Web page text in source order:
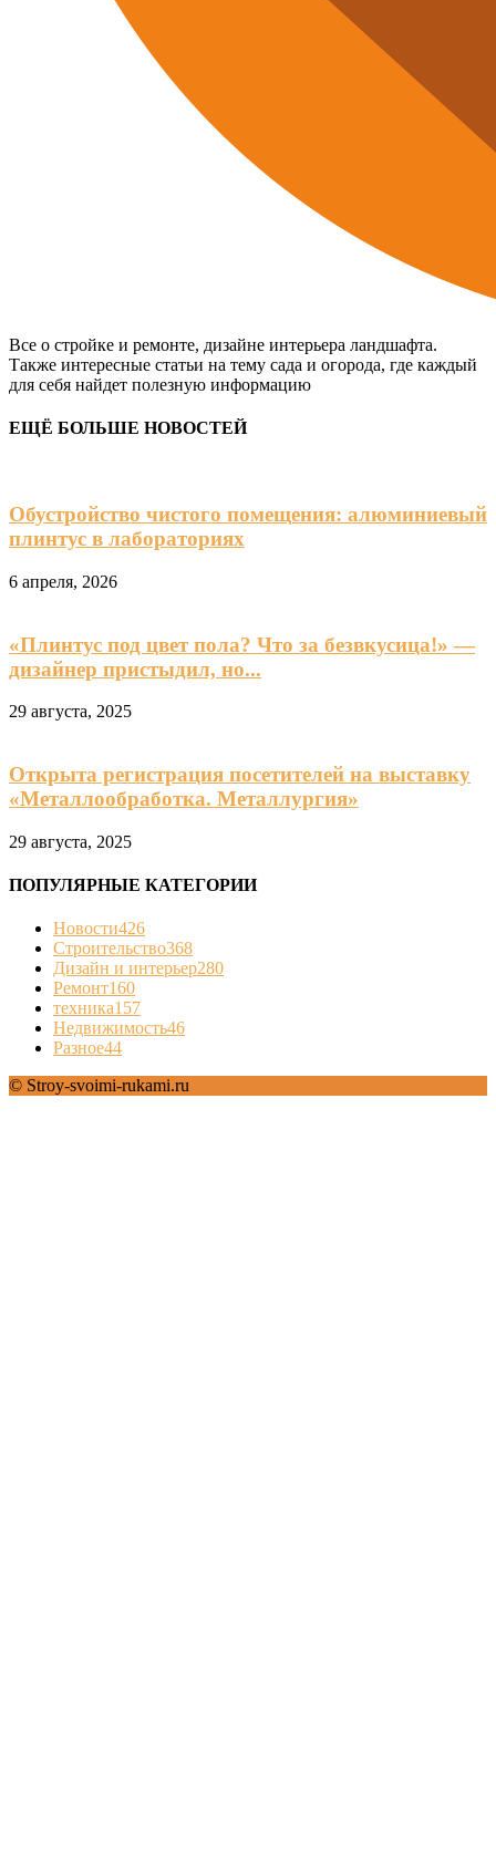
Все о стройке и ремонте, дизайне интерьера ландшафта.
Также интересные статьи на тему сада и огорода, где каждый
для себя найдет полезную информацию
ЕЩЁ БОЛЬШЕ НОВОСТЕЙ
Обустройство чистого помещения: алюминиевый
плинтус в лабораториях
6 апреля, 2026
«Плинтус под цвет пола? Что за безвкусица!» —
дизайнер пристыдил, но...
29 августа, 2025
Открыта регистрация посетителей на выставку
«Металлообработка. Металлургия»
29 августа, 2025
ПОПУЛЯРНЫЕ КАТЕГОРИИ
Новости426
Строительство368
Дизайн и интерьер280
Ремонт160
техника157
Недвижимость46
Разное44
© Stroy-svoimi-rukami.ru